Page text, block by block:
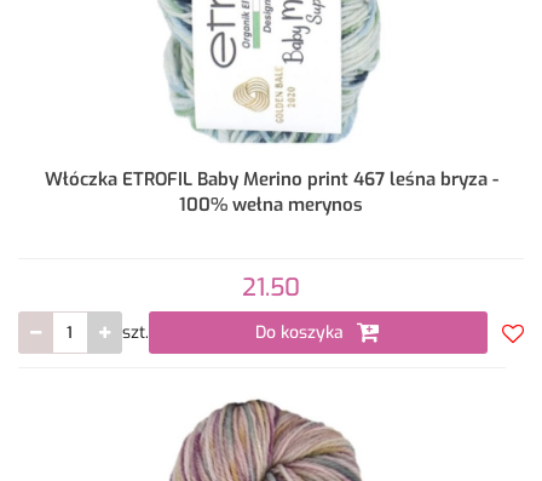
Włóczka ETROFIL Baby Merino print 467 leśna bryza -
100% wełna merynos
21.50
szt. Do koszyka